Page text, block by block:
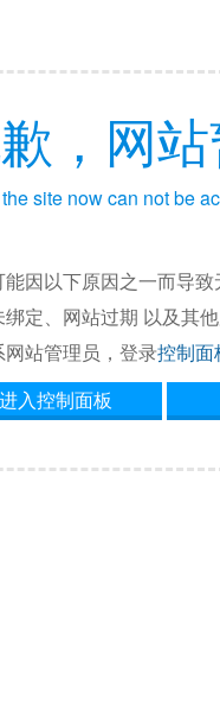
，网
site now can not be
因以下原因之一而导致
定、网站过期 以及其
网站管理员，登录控制面
进入控制面板